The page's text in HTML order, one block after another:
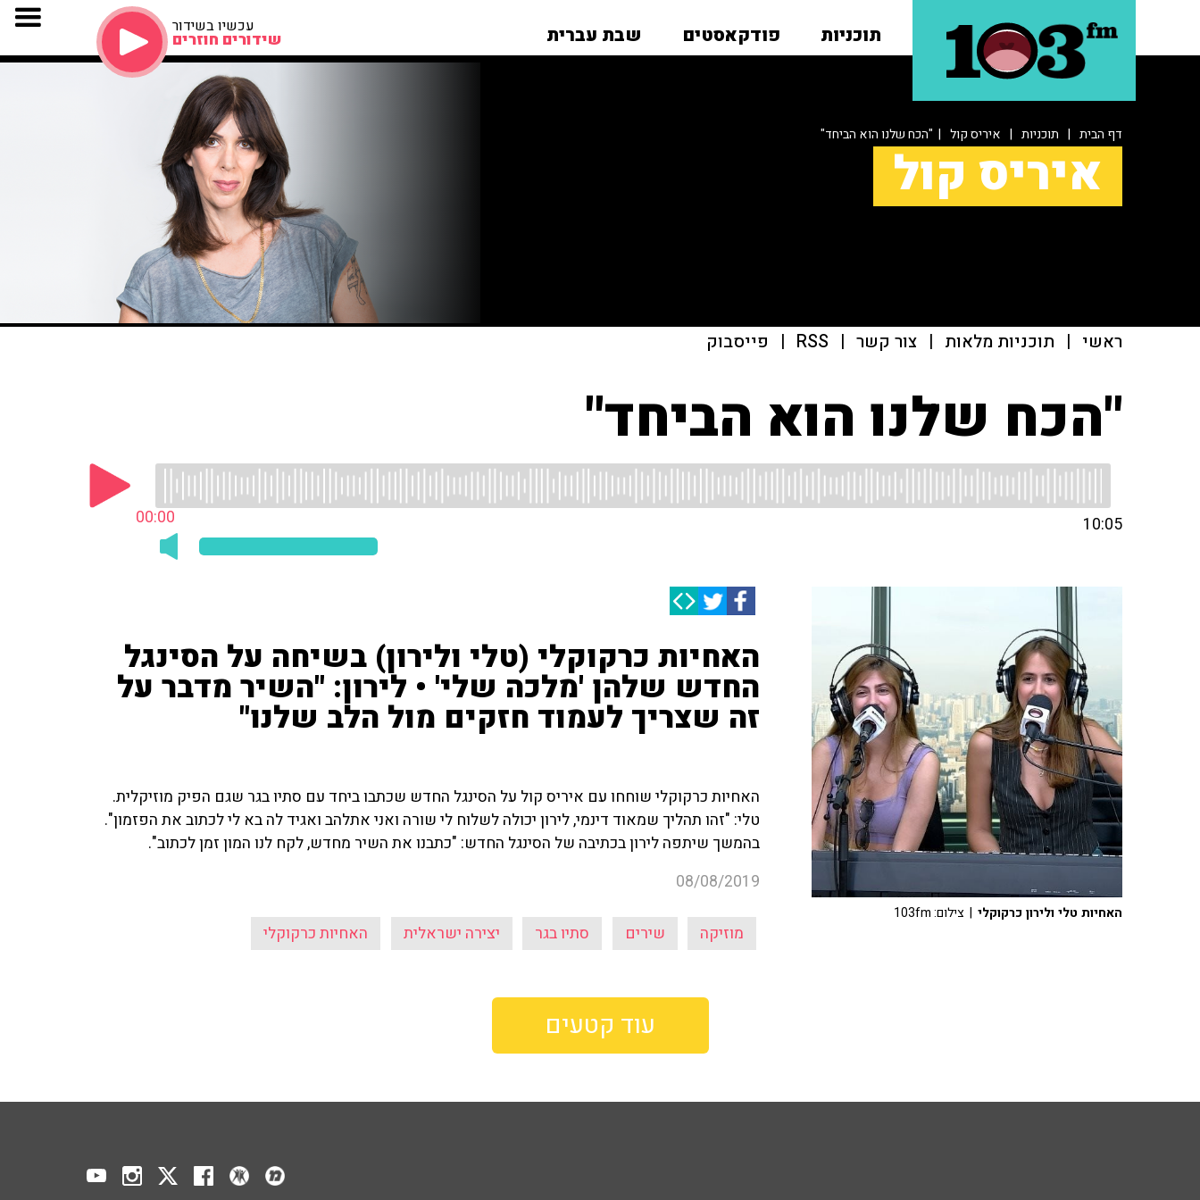
תוכניות פודקאסטים שבת עברית עכשיו בשידור
שידורים חוזרים
דף הבית | תוכניות | איריס קול | "הכח שלנו הוא הביחד"
איריס קול
ראשי | תוכניות מלאות | צור קשר |
RSS
| פייסבוק
"הכח שלנו הוא הביחד"
00:00 10:05
האחיות כרקוקלי (טלי ולירון) בשיחה על הסינגל
החדש שלהן 'מלכה שלי' • לירון: "השיר מדבר על
זה שצריך לעמוד חזקים מול הלב שלנו"
האחיות כרקוקלי שוחחו עם איריס קול על הסינגל החדש שכתבו ביחד עם סתיו בגר שגם הפיק מוזיקלית.
טלי: "זהו תהליך שמאוד דינמי, לירון יכולה לשלוח לי שורה ואני אתלהב ואגיד לה בא לי לכתוב את הפזמון".
בהמשך שיתפה לירון בכתיבה של הסינגל החדש: "כתבנו את השיר מחדש, לקח לנו המון זמן לכתוב".
08/08/2019
מוזיקה שירים סתיו בגר יצירה ישראלית האחיות כרקוקלי
האחיות טלי ולירון כרקוקלי | צילום: 103fm
עוד קטעים